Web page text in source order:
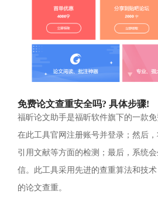
免费论文查重安全吗? 具体步骤!
福昕论文助手是福昕软件旗下的一款
在此工具官网注册账号并登录；然后
引用文献等方面的检测；最后，系统
信。此工具采用先进的查重算法和技
的论文查重。